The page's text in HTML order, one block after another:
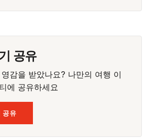
공유
감을 받았나요? 나만의 여행 이
에 공유하세요
공유